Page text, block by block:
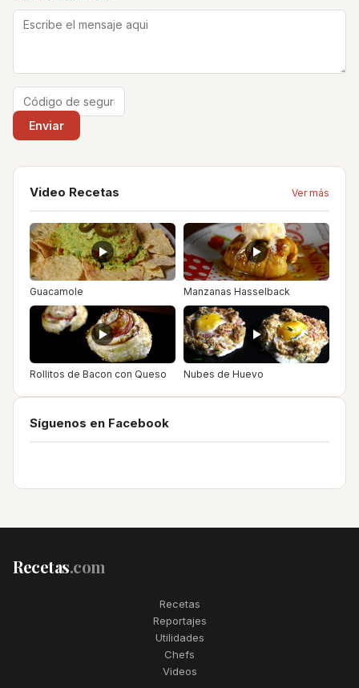
Video Recetas Ver más
Guacamole Manzanas Hasselback
Rollitos de Bacon con Queso Nubes de Huevo
Síguenos en Facebook
Recetas.com
Recetas
Reportajes
Utilidades
Chefs
Videos